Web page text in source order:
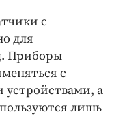
с
для
Приборы
с
а
лишь